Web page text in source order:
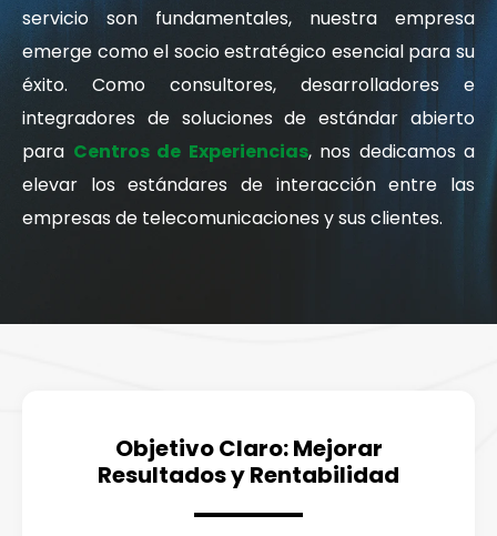
servicio son fundamentales, nuestra empresa
emerge como el socio estratégico esencial para su
éxito. Como consultores, desarrolladores e
integradores de soluciones de estándar abierto
para Centros de Experiencias, nos dedicamos a
elevar los estándares de interacción entre las
empresas de telecomunicaciones y sus clientes.
Objetivo Claro: Mejorar
Resultados y Rentabilidad